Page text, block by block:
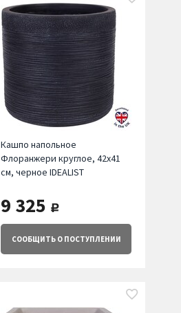
Кашпо напольное
Флоранжери круглое, 42х41
см, черное IDEALIST
9 325 руб.
СООБЩИТЬО ПОСТУПЛЕНИИ